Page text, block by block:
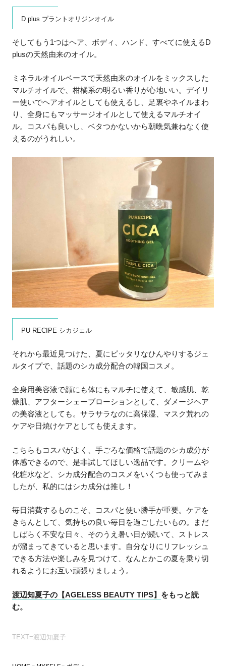
D plus プラントオリジンオイル
そしてもう1つはヘア、ボディ、ハンド、すべてに使えるD
plusの天然由来のオイル。
ミネラルオイルベースで天然由来のオイルをミックスした
マルチオイルで、柑橘系の明るい香りが心地いい。デイリ
ー使いでヘアオイルとしても使えるし、足裏やネイルまわ
り、全身にもマッサージオイルとして使えるマルチオイ
ル。コスパも良いし、ベタつかないから朝晩気兼ねなく使
えるのがうれしい。
PU RECIPE シカジェル
それから最近見つけた、夏にピッタリなひんやりするジェ
ルタイプで、話題のシカ成分配合の韓国コスメ。
全身用美容液で顔にも体にもマルチに使えて、敏感肌、乾
燥肌、アフターシェーブローションとして、ダメージヘア
の美容液としても。サラサラなのに高保湿、マスク荒れの
ケアや日焼けケアとしても使えます。
こちらもコスパがよく、手ごろな価格で話題のシカ成分が
体感できるので、是非試してほしい逸品です。クリームや
化粧水など、シカ成分配合のコスメをいくつも使ってみま
したが、私的にはシカ成分は推し！
毎日消費するものこそ、コスパと使い勝手が重要。ケアを
きちんとして、気持ちの良い毎日を過ごしたいもの。まだ
しばらく不安な日々、そのうえ暑い日が続いて、ストレス
が溜まってきていると思います。自分なりにリフレッシュ
できる方法や楽しみを見つけて、なんとかこの夏を乗り切
れるようにお互い頑張りましょう。
渡辺知夏子の【AGELESS BEAUTY TIPS】 をもっと読
む。
TEXT=渡辺知夏子